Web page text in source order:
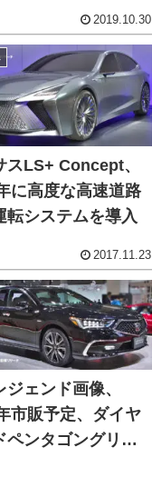
2019.10.30
スLS+ Concept、
に高度な高速道路
転システムを導入
2017.11.23
ジェンド画像、
市販予定、ダイヤ
ペンタゴングリル